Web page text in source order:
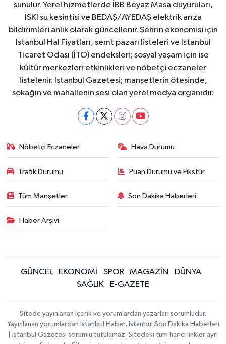
sunulur. Yerel hizmetlerde İBB Beyaz Masa duyuruları,
İSKİ su kesintisi ve BEDAŞ/AYEDAŞ elektrik arıza
bildirimleri anlık olarak güncellenir. Şehrin ekonomisi için
İstanbul Hal Fiyatları, semt pazarı listeleri ve İstanbul
Ticaret Odası (İTO) endeksleri; sosyal yaşam için ise
kültür merkezleri etkinlikleri ve nöbetçi eczaneler
listelenir. İstanbul Gazetesi; manşetlerin ötesinde,
sokağın ve mahallenin sesi olan yerel medya organıdır.
Nöbetçi Eczaneler Hava Durumu
Trafik Durumu Puan Durumu ve Fikstür
Tüm Manşetler Son Dakika Haberleri
Haber Arşivi
GÜNCEL EKONOMİ SPOR MAGAZİN
DÜNYA
SAĞLIK
E-GAZETE
Sitede yayınlanan içerik ve yorumlardan yazarları sorumludur.
Yayınlanan yorumlardan İstanbul Haber, İstanbul Son Dakika Haberleri
| İstanbul Gazetesi sorumlu tutulamaz. Sitedeki tüm harici linkler ayrı